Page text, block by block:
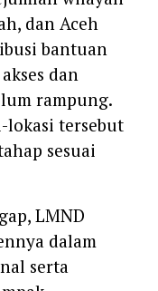
dan Aceh
bantuan
dan
rampung.
lokasi tersebut
sesuai
LMND
dalam
serta